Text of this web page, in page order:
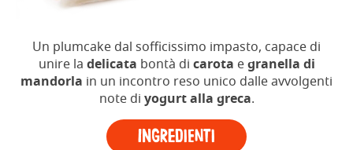
Un plumcake dal sofficissimo impasto, capace di
unire la delicata bontà di carota egranella di
mandorla in un incontro reso unico dalle avvolgenti
note di yogurt alla greca.
Ingredienti